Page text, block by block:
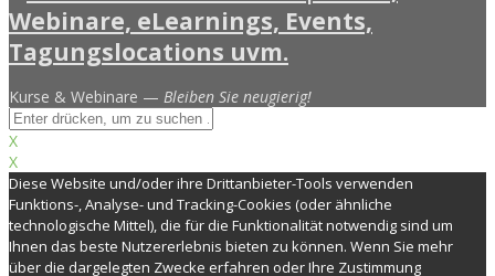
Kurse & Webinare — Bleiben Sie neugierig!
X
X
Diese Website und/oder ihre Drittanbieter-Tools verwenden
Funktions-, Analyse- und Tracking-Cookies (oder ähnliche
technologische Mittel), die für die Funktionalität notwendig sind um
Ihnen das beste Nutzererlebnis bieten zu können. Wenn Sie mehr
über die dargelegten Zwecke erfahren oder Ihre Zustimmung